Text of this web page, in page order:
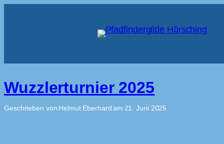
Wuzzlerturnier 2025
Geschrieben von Helmut Eberhardam 21. Juni 2025